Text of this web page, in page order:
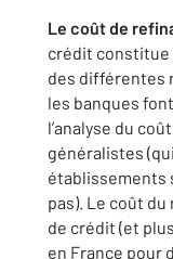
Le coût de
crédit constitue
des différentes
les banques
l’analyse du
généralistes
établissements
pas). Le coût
de crédit (et
en France pour